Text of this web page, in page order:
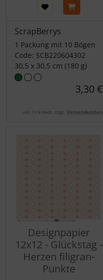
ScrapBerrys
1 Packung mit 10 Bögen
Code: SCB220604302
30,5 x 30,5 cm (180 g)
3,30 €
inkl. 19 % MwSt. zzgl. Versandkosten
Designpapier
12x12 - Glückstag -
Herzen filigran-
Punkte